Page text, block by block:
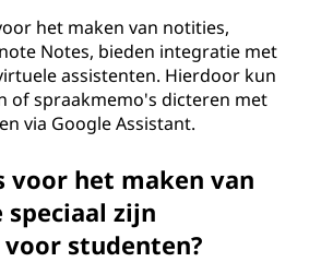
het maken van notities,
Notes, bieden integratie met
assistenten. Hierdoor kun
of spraakmemo's dicteren met
via Google Assistant.
voor het maken van
zijn
studenten?